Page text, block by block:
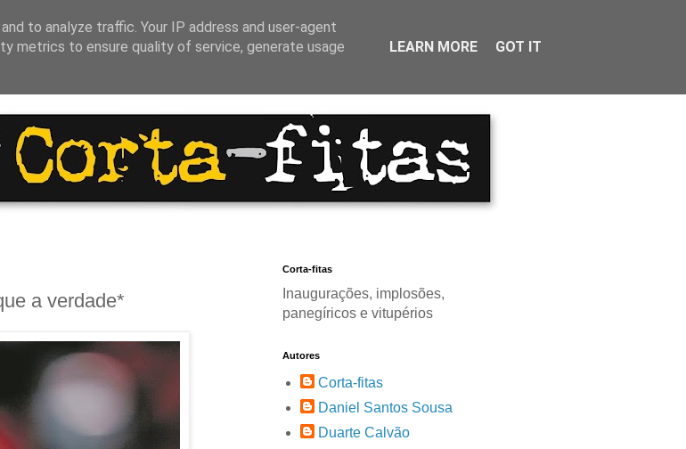
a verdade*
Corta-fitas
Inaugurações, implosões,
panegíricos e vitupérios
Autores
Corta-fitas
Daniel Santos Sousa
Duarte Calvão
to analyze traffic. Your IP address and user-agent
metrics to ensure quality of service, generate usage
LEARN MORE GOT IT